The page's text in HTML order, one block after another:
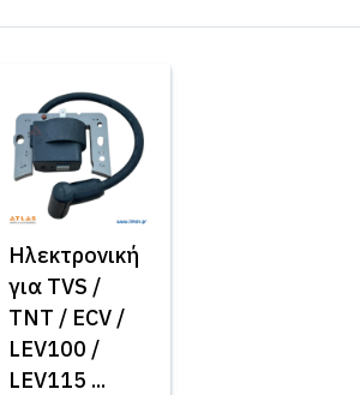
Ηλεκτρονική
για TVS /
TNT / ECV /
LEV100 /
LEV115 ...